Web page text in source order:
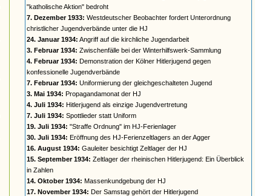
"katholische Aktion" bedroht
7. Dezember 1933: Westdeutscher Beobachter fordert Unterordnung
christlicher Jugendverbände unter die HJ
24. Januar 1934: Angriff auf die kirchliche Jugendarbeit
3. Februar 1934: Zwischenfälle bei der Winterhilfswerk-Sammlung
4. Februar 1934: Demonstration der Kölner Hitlerjugend gegen
konfessionelle Jugendverbände
7. Februar 1934: Uniformierung der gleichgeschalteten Jugend
3. Mai 1934: Propagandamonat der HJ
4. Juli 1934: Hitlerjugend als einzige Jugendvertretung
7. Juli 1934: Spottlieder statt Uniform
19. Juli 1934: "Straffe Ordnung" im HJ-Ferienlager
30. Juli 1934: Eröffnung des HJ-Ferienzeltlagers an der Agger
16. August 1934: Gauleiter besichtigt Zeltlager der HJ
15. September 1934: Zeltlager der rheinischen Hitlerjugend: Ein Überblick
in Zahlen
14. Oktober 1934: Massenkundgebung der HJ
17. November 1934: Der Samstag gehört der Hitlerjugend